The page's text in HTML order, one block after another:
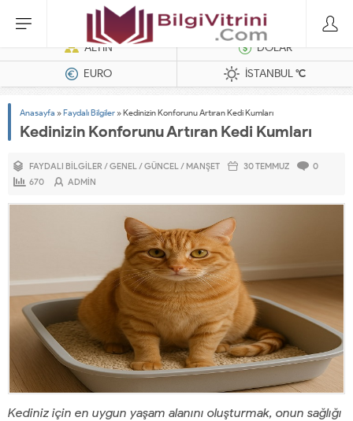
Dizel Jeneratörler
ALTIN
DOLAR
EURO
İSTANBUL°C
Anasayfa »Faydalı Bilgiler »Kedinizin Konforunu Artıran Kedi Kumları
Kedinizin Konforunu Artıran Kedi Kumları
FAYDALI BILGILER /GENEL/GÜNCEL/ MANŞET 30 TEMMUZ
0
670
ADMIN
Kediniz için en uygun yaşam alanını oluşturmak, onun sağlığı